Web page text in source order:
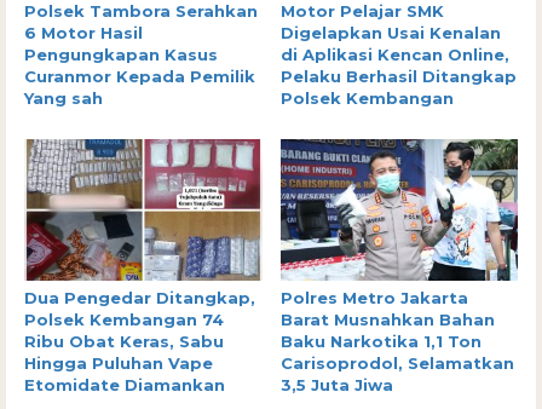
Polsek Tambora Serahkan
6 Motor Hasil
Pengungkapan Kasus
Curanmor Kepada Pemilik
Yang sah
Motor Pelajar SMK
Digelapkan Usai Kenalan
di Aplikasi Kencan Online,
Pelaku Berhasil Ditangkap
Polsek Kembangan
Dua Pengedar Ditangkap,
Polsek Kembangan 74
Ribu Obat Keras, Sabu
Hingga Puluhan Vape
Etomidate Diamankan
Polres Metro Jakarta
Barat Musnahkan Bahan
Baku Narkotika 1,1 Ton
Carisoprodol, Selamatkan
3,5 Juta Jiwa